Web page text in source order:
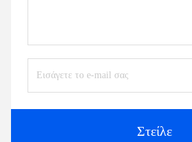
Στείλε